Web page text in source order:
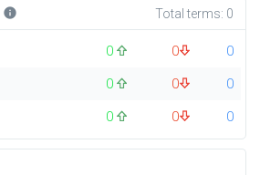
info Total terms: 0
0 0
0
0 0
0
0 0 0